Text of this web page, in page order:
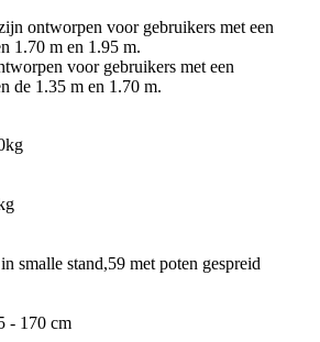
ontworpen voor gebruikers met een
1.70 m en 1.95 m.
voor gebruikers met een
de 1.35 m en 1.70 m.
smalle stand,59 met poten gespreid
- 170 cm